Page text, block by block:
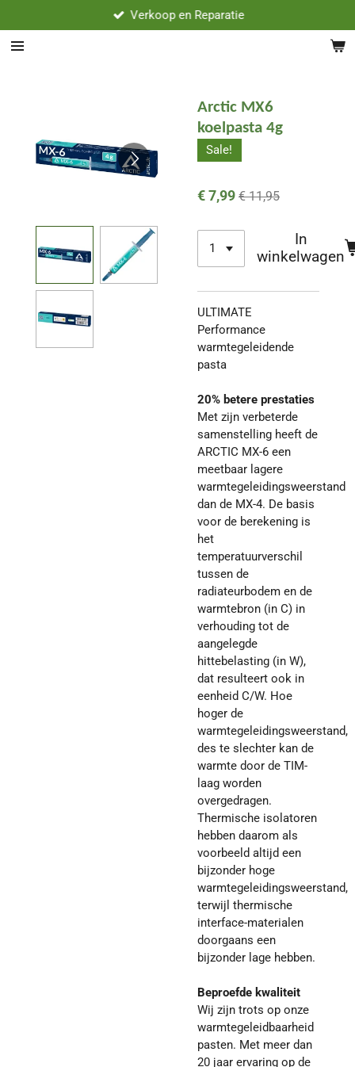
direct
naar
Verkoop en Reparatie
Arctic MX6
koelpasta 4g
Sale!
€ 7,99 € 11,95
In
winkelwagen
ULTIMATE
Performance
warmtegeleidende
pasta
20% betere prestaties
Met zijn verbeterde
samenstelling heeft de
ARCTIC MX-6 een
meetbaar lagere
warmtegeleidingsweerstand
dan de MX-4. De basis
voor de berekening is
het
temperatuurverschil
tussen de
radiateurbodem en de
warmtebron (in C) in
verhouding tot de
aangelegde
hittebelasting (in W),
dat resulteert ook in
eenheid C/W. Hoe
hoger de
warmtegeleidingsweerstand,
des te slechter kan de
warmte door de TIM-
laag worden
overgedragen.
Thermische isolatoren
hebben daarom als
voorbeeld altijd een
bijzonder hoge
warmtegeleidingsweerstand,
terwijl thermische
interface-materialen
doorgaans een
bijzonder lage hebben.
Beproefde kwaliteit
Wij zijn trots op onze
warmtegeleidbaarheid
pasten. Met meer dan
20 jaar ervaring op de